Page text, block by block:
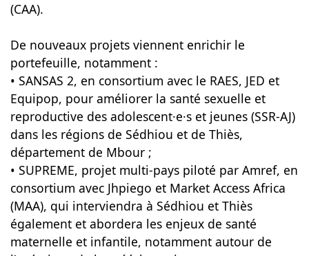
(CAA).
De nouveaux projets viennent enrichir le
portefeuille, notamment :
• SANSAS 2, en consortium avec le RAES, JED et
Equipop, pour améliorer la santé sexuelle et
reproductive des adolescent·e·s et jeunes (SSR-AJ)
dans les régions de Sédhiou et de Thiès,
département de Mbour ;
• SUPREME, projet multi-pays piloté par Amref, en
consortium avec Jhpiego et Market Access Africa
(MAA), qui interviendra à Sédhiou et Thiès
également et abordera les enjeux de santé
maternelle et infantile, notamment autour de